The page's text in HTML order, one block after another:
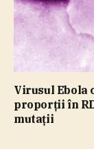
Virusul Ebola
proporţii în
mutaţii